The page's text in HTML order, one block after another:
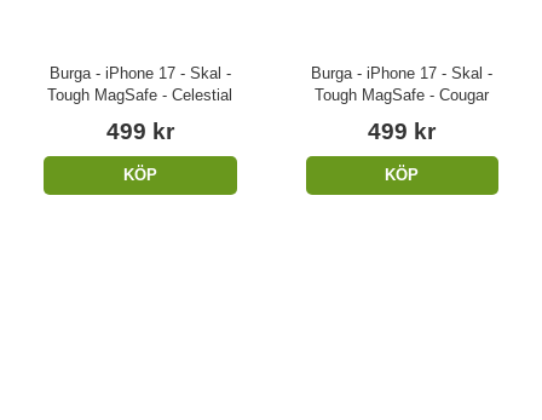
Burga - iPhone 17 - Skal -
Tough MagSafe - Celestial
499 kr
KÖP
Burga - iPhone 17 - Skal -
Tough MagSafe - Cougar
499 kr
KÖP